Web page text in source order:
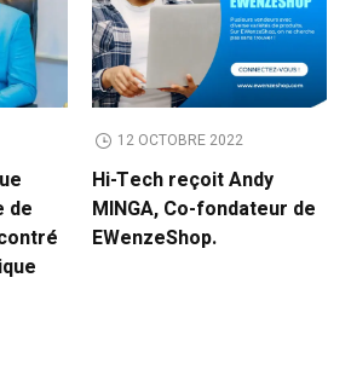
de
12 OCTOBRE 2022
Hi-Tech reçoit Andy
MINGA, Co-fondateur de
EWenzeShop.